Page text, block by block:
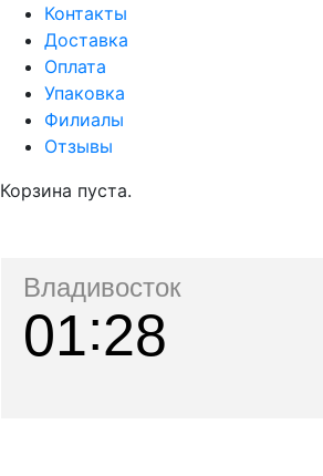
Контакты
Доставка
Оплата
Упаковка
Филиалы
Отзывы
Корзина пуста.
Владивосток
01 28